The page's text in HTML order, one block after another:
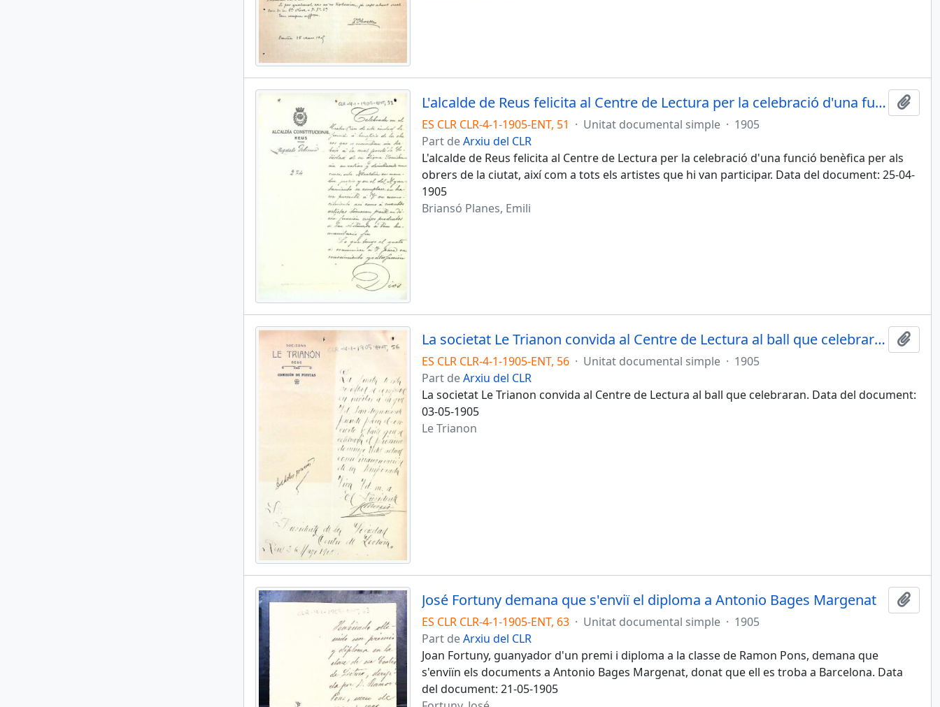
L'alcalde de Reus felicita al Centre de Lectura per la celebració d'una funció benèfica per als obrers de la ciutat
ES CLR CLR-4-1-1905-ENT, 51 · Unitat documental simple · 1905
Part deArxiu del CLR
L'alcalde de Reus felicita al Centre de Lectura per la celebració d'una funció benèfica per als
obrers de la ciutat, així com a tots els artistes que hi van participar. Data del document: 25-04-
1905
Briansó Planes, Emili
La societat Le Trianon convida al Centre de Lectura al ball que celebraran
ES CLR CLR-4-1-1905-ENT, 56 · Unitat documental simple · 1905
Part deArxiu del CLR
La societat Le Trianon convida al Centre de Lectura al ball que celebraran. Data del document:
03-05-1905
Le Trianon
José Fortuny demana que s'enviï el diploma a Antonio Bages Margenat
ES CLR CLR-4-1-1905-ENT, 63 · Unitat documental simple · 1905
Part deArxiu del CLR
Joan Fortuny, guanyador d'un premi i diploma a la classe de Ramon Pons, demana que
s'enviïn els documents a Antonio Bages Margenat, donat que ell es troba a Barcelona. Data
del document: 21-05-1905